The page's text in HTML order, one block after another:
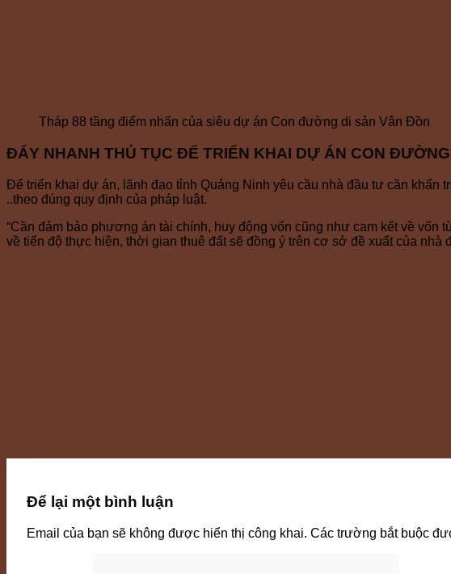
Tháp 88 tầng điểm nhấn của siêu dự án Con đường di sản Vân Đồn
ĐẨY NHANH THỦ TỤC ĐỂ TRIỂN KHAI DỰ ÁN CON
Để triển khai dự án, lãnh đạo tỉnh Quảng Ninh yêu cầu nhà đầu tư cần
..theo đúng quy định của pháp luật.
“Cần đảm bảo phương án tài chính, huy động vốn cũng như cam kết về
về tiến độ thực hiện, thời gian thuê đất sẽ đồng ý trên cơ sở đề xuất của nhà
Để lại một bình luận
Email của bạn sẽ không được hiển thị công khai. Các trường bắt buộc